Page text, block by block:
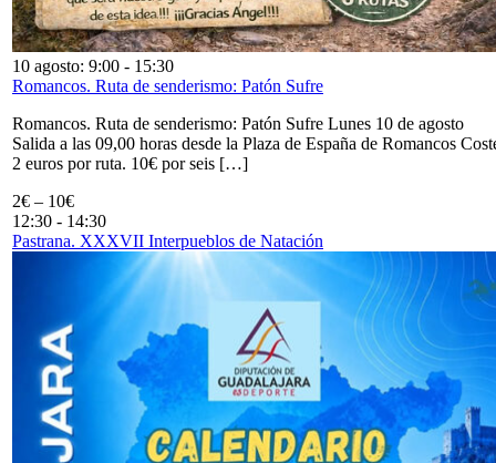
10 agosto: 9:00 - 15:30
Romancos. Ruta de senderismo: Patón Sufre
Romancos. Ruta de senderismo: Patón Sufre Lunes 10 de agosto
Salida a las 09,00 horas desde la Plaza de España de Romancos
2 euros por ruta. 10€ por seis […]
2€ – 10€
12:30 - 14:30
Pastrana. XXXVII Interpueblos de Natación